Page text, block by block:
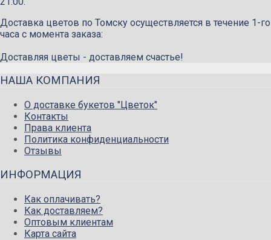
Доставка цветов по Томску осуществляется в течение 1-го
часа с момента заказа:
Доставляя цветы - доставляем счастье!
НАША КОМПАНИЯ
О доставке букетов "Цветок"
Контакты
Права клиента
Политика конфиденциальности
Отзывы
ИНФОРМАЦИЯ
Как оплачивать?
Как доставляем?
Оптовым клиентам
Карта сайта